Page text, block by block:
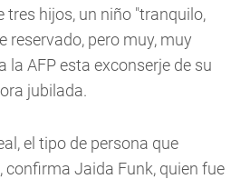
tres hijos, un niño "tranquilo,
reservado, pero muy, muy
la AFP esta exconserje de su
jubilada.
el tipo de persona que
confirma Jaida Funk, quien fue